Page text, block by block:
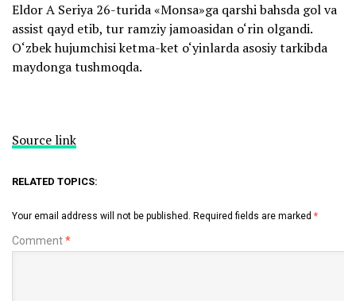
Eldor A Seriya 26-turida «Monsa»ga qarshi bahsda gol va
assist qayd etib, tur ramziy jamoasidan o‘rin olgandi.
O‘zbek hujumchisi ketma-ket o‘yinlarda asosiy tarkibda
maydonga tushmoqda.
Source link
RELATED TOPICS:
Your email address will not be published. Required fields are marked *
Comment*